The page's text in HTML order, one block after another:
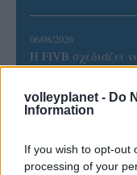
volleyplanet - Do
Information
If you wish to opt-out
processing of your
06/08/2026
Η FIVB σχεδιάζει
Πρωτάθλημα τον
με τον «Ιπτάμενο